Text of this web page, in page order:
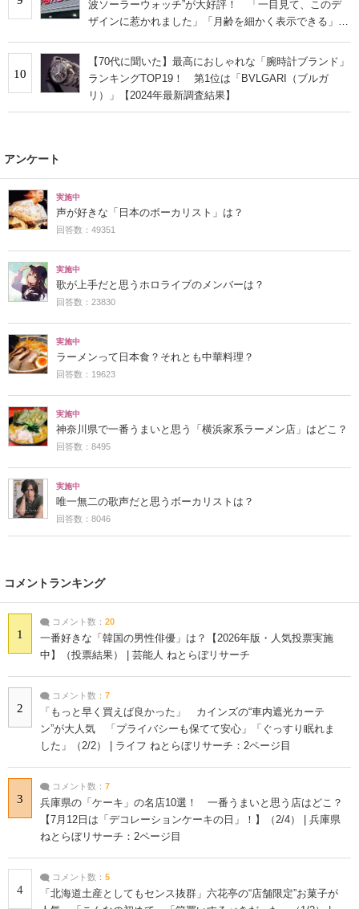
波ソーラーウォッチ”が大好評！ 「一目見て、このデ
ザインに惹かれました」「月齢を細かく表示できる」
10
【70代に聞いた】最高におしゃれな「腕時計ブランド」
ランキングTOP19！ 第1位は「BVLGARI（ブルガ
リ）」【2024年最新調査結果】
アンケート
実施中
声が好きな「日本のボーカリスト」は？
回答数：49351
実施中
歌が上手だと思うホロライブのメンバーは？
回答数：23830
実施中
ラーメンって日本食？それとも中華料理？
回答数：19623
実施中
神奈川県で一番うまいと思う「横浜家系ラーメン店」はどこ？
回答数：8495
実施中
唯一無二の歌声だと思うボーカリストは？
回答数：8046
コメントランキング
1
コメント数： 20
一番好きな「韓国の男性俳優」は？【2026年版・人気投票実施
中】（投票結果） | 芸能人 ねとらぼリサーチ
2
コメント数： 7
「もっと早く買えば良かった」 カインズの“車内遮光カーテ
ン”が大人気 「プライバシーも保てて安心」「ぐっすり眠れま
した」（2/2） | ライフ ねとらぼリサーチ：2ページ目
3
コメント数： 7
兵庫県の「ケーキ」の名店10選！ 一番うまいと思う店はどこ？
【7月12日は「デコレーションケーキの日」！】（2/4） | 兵庫県
ねとらぼリサーチ：2ページ目
4
コメント数： 5
「北海道土産としてもセンス抜群」六花亭の“店舗限定”お菓子が